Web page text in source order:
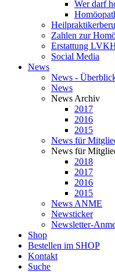
Wer darf
Zahlen zur
Erstattung
Social Media
News
News -
News
News Archiv
2017
2016
2015
News für
News für
2018
2017
2016
2015
News ANME
Newsticker
Newsletter-
Shop
Bestellen im SHOP
Kontakt
Suche